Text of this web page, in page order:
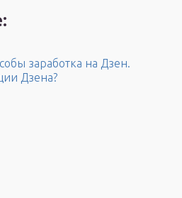
заработка на Дзен.
Дзена?